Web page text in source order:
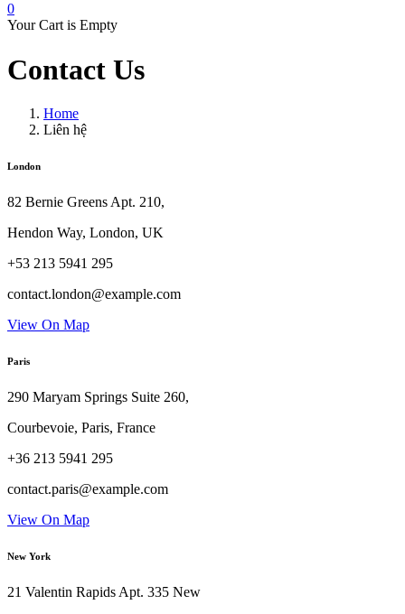
0
Your Cart is Empty
Contact Us
Home
Liên hệ
London
82 Bernie Greens Apt. 210,
Hendon Way, London, UK
+53 213 5941 295
contact.london@example.com
View On Map
Paris
290 Maryam Springs Suite 260,
Courbevoie, Paris, France
+36 213 5941 295
contact.paris@example.com
View On Map
New York
21 Valentin Rapids Apt. 335 New